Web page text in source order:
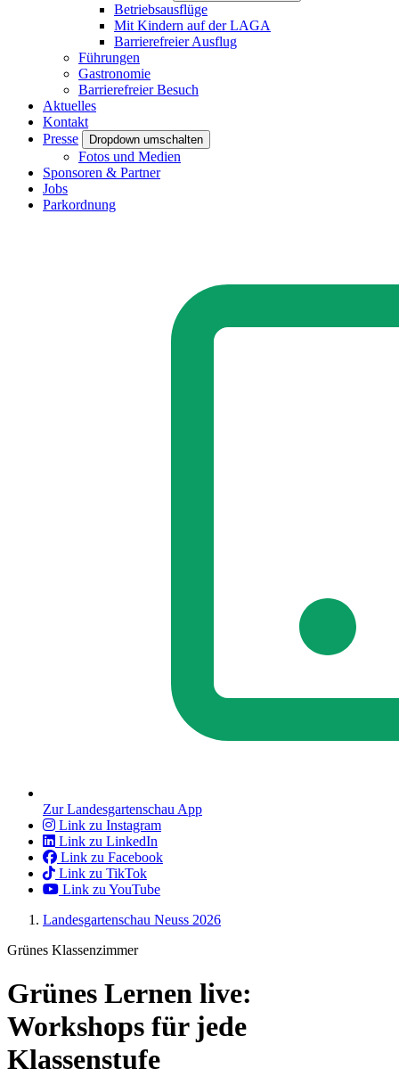
Betriebsausflüge
Mit Kindern auf der LAGA
Barrierefreier Ausflug
Führungen
Gastronomie
Barrierefreier Besuch
Aktuelles
Kontakt
Presse
Dropdown umschalten
Fotos und Medien
Sponsoren & Partner
Jobs
Parkordnung
Zur Landesgartenschau App
Link zu Instagram
Link zu LinkedIn
Link zu Facebook
Link zu TikTok
Link zu YouTube
Landesgartenschau Neuss 2026
Grünes Klassenzimmer
Grünes Lernen live:
Workshops für jede
Klassenstufe